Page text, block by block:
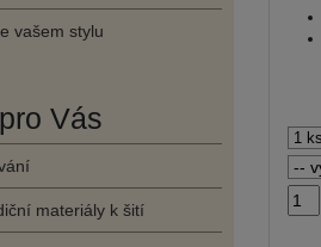
vašem stylu
Vás
materiály k šití